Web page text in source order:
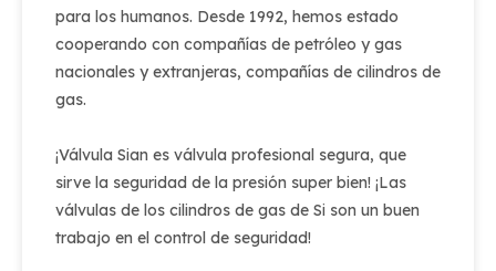
para los humanos. Desde 1992, hemos estado
cooperando con compañías de petróleo y gas
nacionales y extranjeras, compañías de cilindros de
gas.
¡Válvula Sian es válvula profesional segura, que
sirve la seguridad de la presión super bien! ¡Las
válvulas de los cilindros de gas de Si son un buen
trabajo en el control de seguridad!